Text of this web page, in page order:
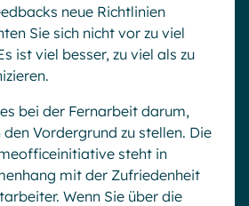
neue Richtlinien
Sie sich nicht vor zu viel
ist viel besser, zu viel als zu
bei der Fernarbeit darum,
Vordergrund zu stellen. Die
steht in
mit der Zufriedenheit
Wenn Sie über die